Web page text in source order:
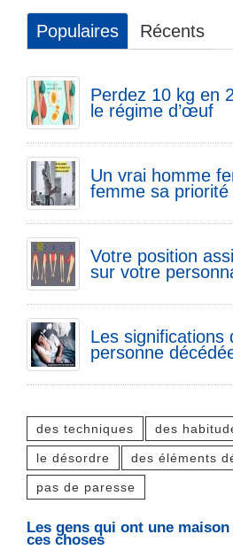
Populaires Récents
Perdez 10 kg en
le régime d’œuf
Un vrai homme
femme sa priorité
Votre position
sur votre
Les significations
personne
des techniques des
le désordre des éléments
pas de paresse
Les gens qui ont une
ces choses